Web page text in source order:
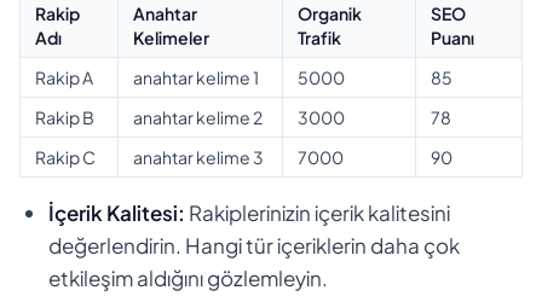
Rakip
Adı
Anahtar
Kelimeler
Organik
Trafik
SEO
Puanı
Rakip A
anahtar kelime 1 5000
85
Rakip B
anahtar kelime 2 3000
78
Rakip C
anahtar kelime 3 7000 90
İçerik Kalitesi: Rakiplerinizin içerik kalitesini
değerlendirin. Hangi tür içeriklerin daha çok
etkileşim aldığını gözlemleyin.